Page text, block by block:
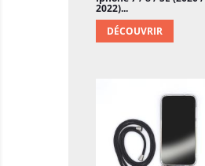
2022)...
DÉCOUVRIR